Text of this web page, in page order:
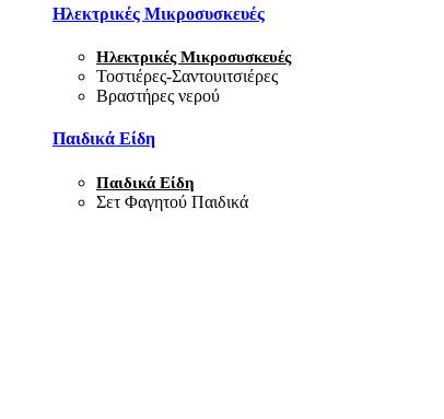
Ηλεκτρικές Μικροσυσκευές
Ηλεκτρικές Μικροσυσκευές
Τοστιέρες-Σαντουιτσιέρες
Βραστήρες νερού
Παιδικά Είδη
Παιδικά Είδη
Σετ Φαγητού Παιδικά